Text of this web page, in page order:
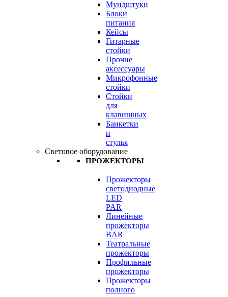
Мундштуки
Блоки
питания
Кейсы
Гитарные
стойки
Прочие
аксессуары
Микрофонные
стойки
Стойки
для
клавишных
Банкетки
и
стулья
Световое оборудование
ПРОЖЕКТОРЫ
Прожекторы
светодиодные
LED
PAR
Линейные
прожекторы
BAR
Театральные
прожекторы
Профильные
прожекторы
Прожекторы
полного